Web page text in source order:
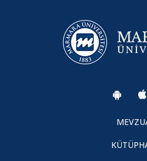
MARMARA ÜNİVERSİTESİ
SENATOSUNUN FAALİYET İZNİ
ŞEHİR ÜNİVERSİTESİNDEN